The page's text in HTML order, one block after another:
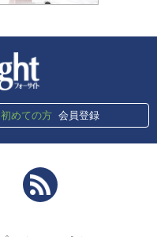
初めての方 会員登録
Twitter